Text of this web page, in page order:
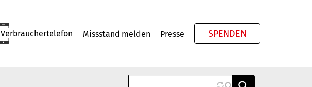
Verbrauchertelefon Missstand melden Presse SPENDEN